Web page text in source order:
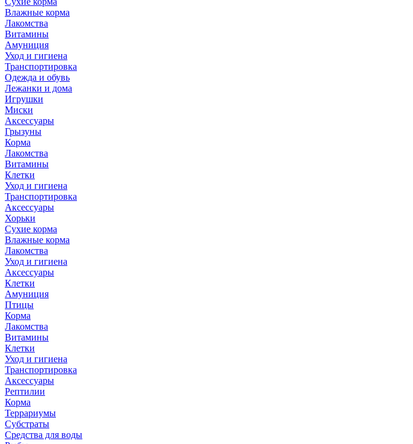
Влажные корма
Лакомства
Витамины
Амуниция
Уход и гигиена
Транспортировка
Одежда и обувь
Лежанки и дома
Игрушки
Миски
Аксессуары
Грызуны
Корма
Лакомства
Витамины
Клетки
Уход и гигиена
Транспортировка
Аксессуары
Хорьки
Сухие корма
Влажные корма
Лакомства
Уход и гигиена
Аксессуары
Клетки
Амуниция
Птицы
Корма
Лакомства
Витамины
Клетки
Уход и гигиена
Транспортировка
Аксессуары
Рептилии
Корма
Террариумы
Субстраты
Средства для воды